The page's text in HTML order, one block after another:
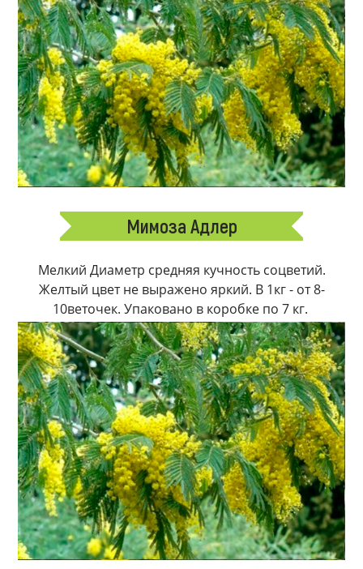
Мимоза Адлер
Мелкий Диаметр средняя кучность соцветий.
Желтый цвет не выражено яркий. В 1кг - от 8-
10веточек. Упаковано в коробке по 7 кг.